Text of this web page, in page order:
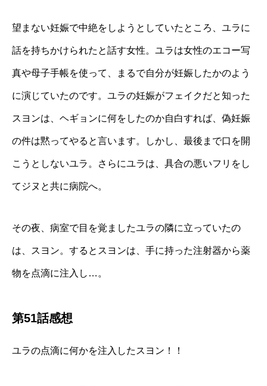
望まない妊娠で中絶をしようとしていたところ、ユラに
話を持ちかけられたと話す女性。ユラは女性のエコー写
真や母子手帳を使って、まるで自分が妊娠したかのよう
に演じていたのです。ユラの妊娠がフェイクだと知った
スヨンは、ヘギョンに何をしたのか自白すれば、偽妊娠
の件は黙ってやると言います。しかし、最後まで口を開
こうとしないユラ。さらにユラは、具合の悪いフリをし
てジヌと共に病院へ。
その夜、病室で目を覚ましたユラの隣に立っていたの
は、スヨン。するとスヨンは、手に持った注射器から薬
物を点滴に注入し…。
第51話感想
ユラの点滴に何かを注入したスヨン！！